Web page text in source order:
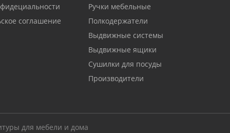
соглашение
Ручки мебельные
Полкодержатели
Выдвижные системы
Выдвижные ящики
Сушилки для посуды
Производители
для мебели и дома